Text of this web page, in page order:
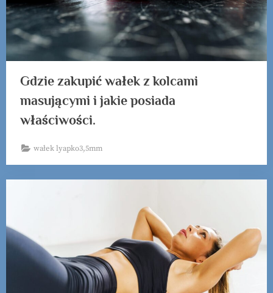
Gdzie zakupić wałek z kolcami
masującymi i jakie posiada
właściwości.
wałek lyapko3,5mm